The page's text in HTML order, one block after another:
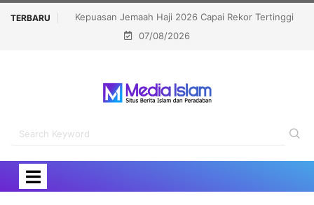
TERBARU
2026 Capai Rekor Tertinggi
Politisi Muslim Berpeluang jadi
07/08/2026